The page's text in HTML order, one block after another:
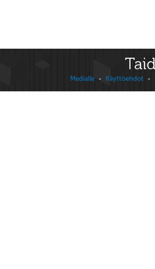
Medialle - Käyttöehdot -